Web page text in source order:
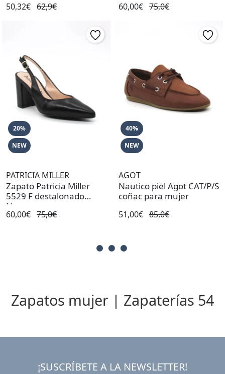
50,32€ 62,9€ 60,00€ 75,0€
20%
NEW
PATRICIA MILLER
Zapato Patricia Miller
5529 F destalonado
Negro
60,00€ 75,0€
40%
NEW
AGOT
Nautico piel Agot CAT/P/S
coñac para mujer
51,00€ 85,0€
Zapatos mujer | Zapaterías 54
¡SUSCRÍBETE A LA NEWSLETTER!